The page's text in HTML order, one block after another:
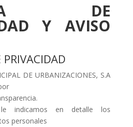
DE
Y AVISO
DE URBANIZACIONES, S.A
indicamos en detalle los
personales